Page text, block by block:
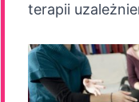
terapii